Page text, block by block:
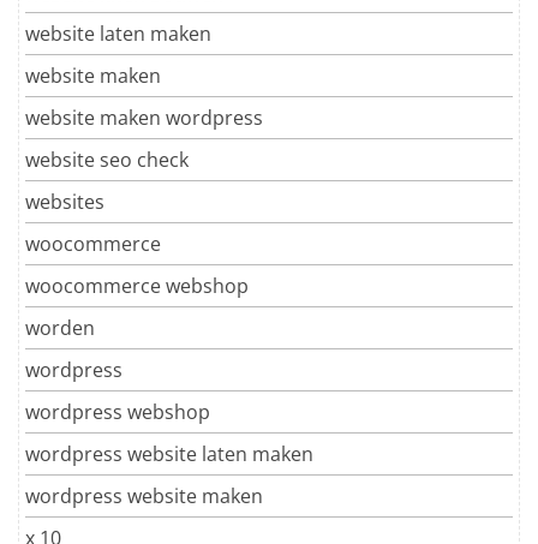
website laten maken
website maken
website maken wordpress
website seo check
websites
woocommerce
woocommerce webshop
worden
wordpress
wordpress webshop
wordpress website laten maken
wordpress website maken
x 10